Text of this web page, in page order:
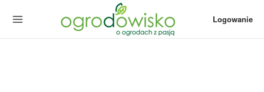
Logowanie